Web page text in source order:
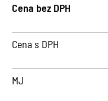
Cena bez DPH
Cena s DPH
MJ